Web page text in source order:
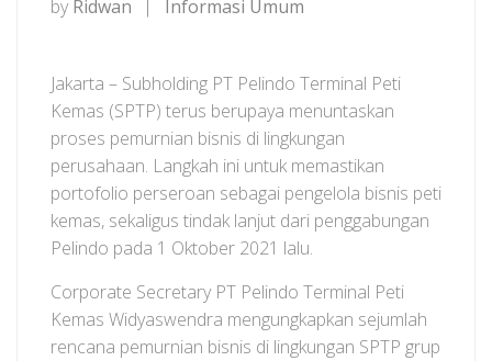
by Ridwan Informasi Umum
Jakarta – Subholding PT Pelindo Terminal Peti
Kemas (SPTP) terus berupaya menuntaskan
proses pemurnian bisnis di lingkungan
perusahaan. Langkah ini untuk memastikan
portofolio perseroan sebagai pengelola bisnis peti
kemas, sekaligus tindak lanjut dari penggabungan
Pelindo pada 1 Oktober 2021 lalu.
Corporate Secretary PT Pelindo Terminal Peti
Kemas Widyaswendra mengungkapkan sejumlah
rencana pemurnian bisnis di lingkungan SPTP grup